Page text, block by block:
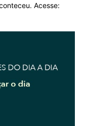
Acesse: